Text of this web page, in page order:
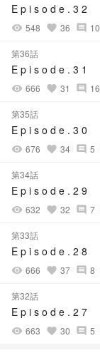
E p i s o d e . 3 2
visibility 548 favorite 36 comment 10
第36話
E p i s o d e . 3 1
visibility 666 favorite 31 comment 16
第35話
E p i s o d e . 3 0
visibility 676 favorite 34 comment 5
第34話
E p i s o d e . 2 9
visibility 632 favorite 32 comment 7
第33話
E p i s o d e . 2 8
visibility 666 favorite 37 comment 8
第32話
E p i s o d e . 2 7
visibility 663 favorite 30 comment 5